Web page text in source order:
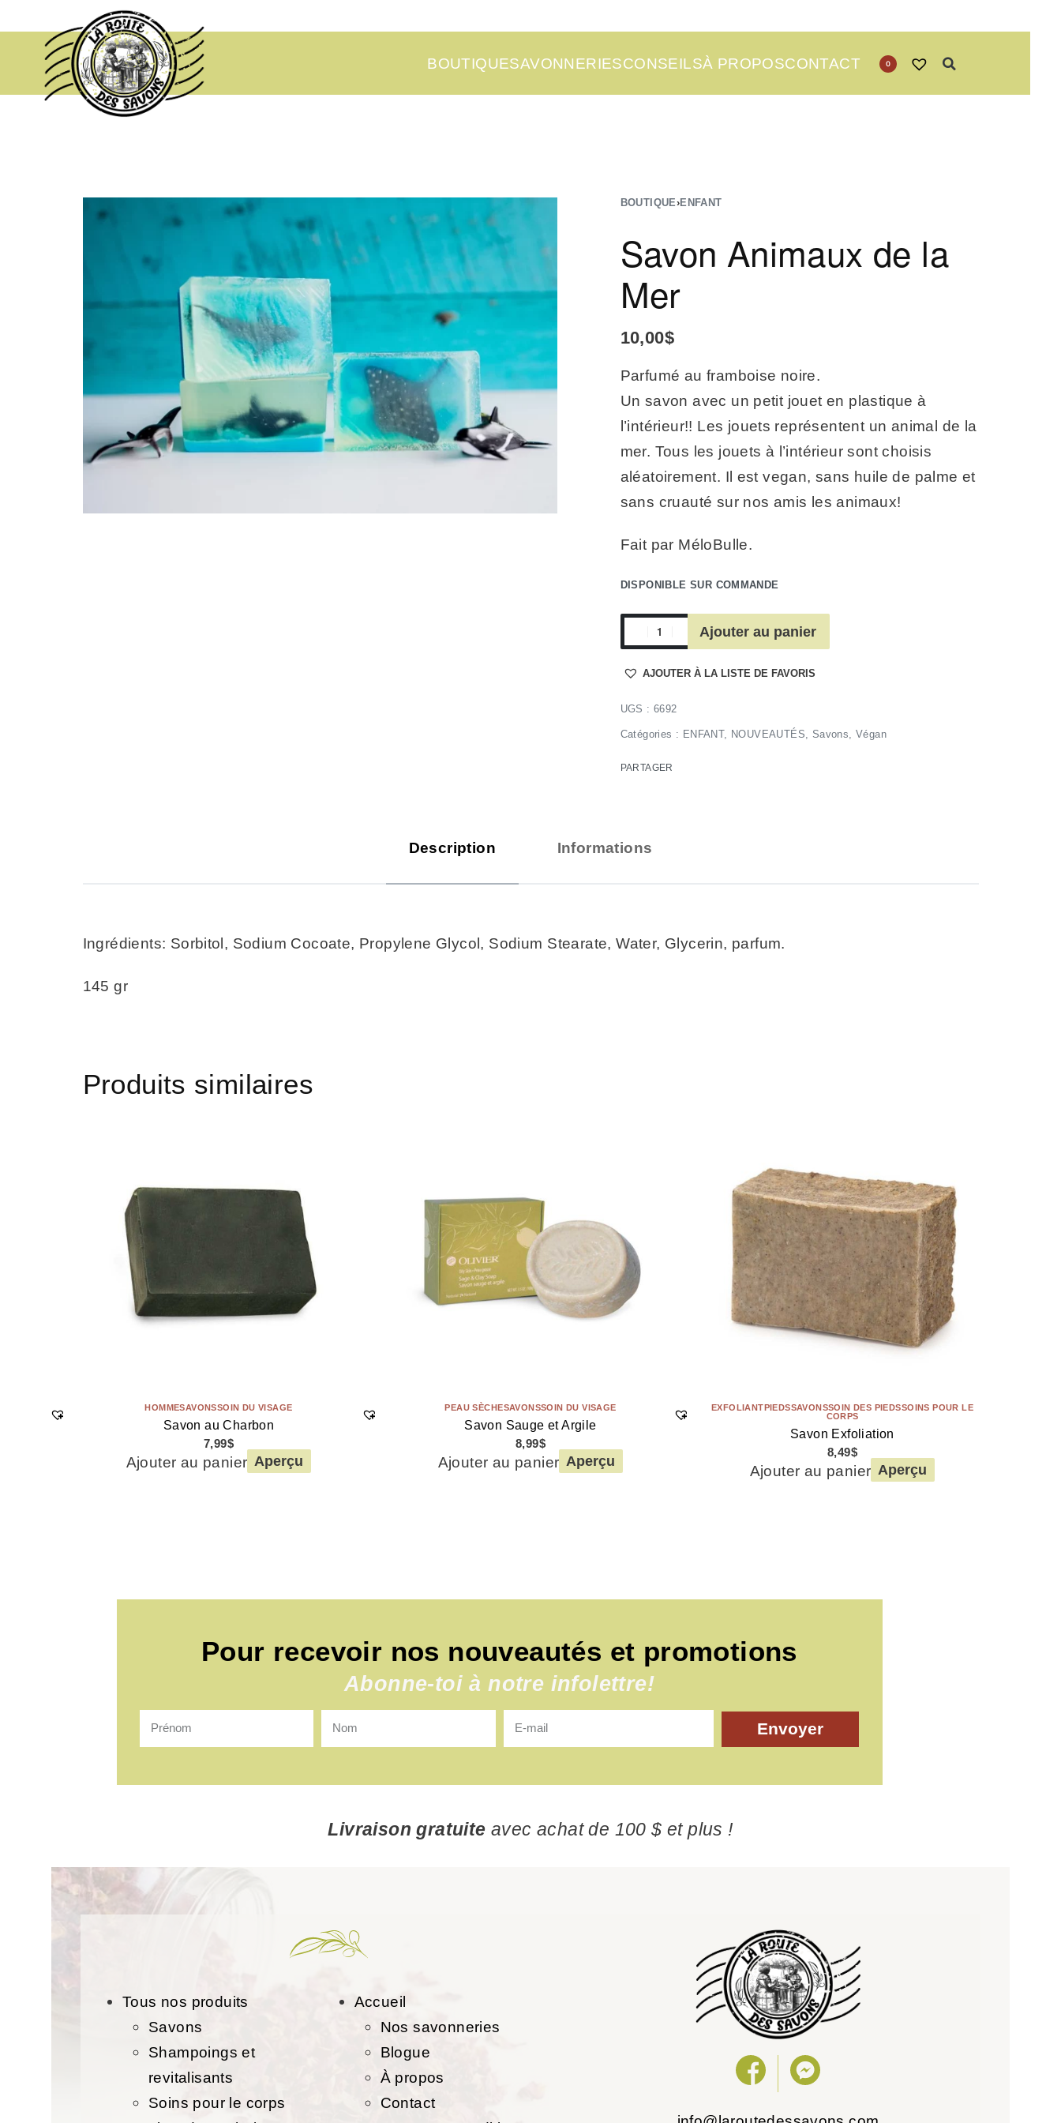
BOUTIQUESAVONNERIESCONSEILSÀ PROPOSCONTACT 0
BOUTIQUE›ENFANT
Savon Animaux de la
Mer
10,00$
Parfumé au framboise noire.
Un savon avec un petit jouet en plastique à
l’intérieur!! Les jouets représentent un animal de la
mer. Tous les jouets à l’intérieur sont choisis
aléatoirement. Il est vegan, sans huile de palme et
sans cruauté sur nos amis les animaux!
Fait par MéloBulle.
DISPONIBLE SUR COMMANDE
Ajouter au panier
AJOUTER À LA LISTE DE FAVORIS
6692
Catégories : ENFANT, NOUVEAUTÉS, Savons, Végan
PARTAGER
Description Informations
Ingrédients: Sorbitol, Sodium Cocoate, Propylene Glycol, Sodium Stearate, Water, Glycerin, parfum.
145 gr
Produits similaires
HOMMESAVONSSOIN DU VISAGE
Savon au Charbon
7,99$
Ajouter au panier Aperçu
PEAU SÈCHESAVONSSOIN DU VISAGE
Savon Sauge et Argile
8,99$
Ajouter au panier Aperçu
EXFOLIANT PIEDSSAVONSSOIN DES PIEDSSOINS POUR LE
CORPS
Savon Exfoliation
8,49$
Ajouter au panier Aperçu
Pour recevoir nos nouveautés et promotions
Abonne-toi à notre infolettre!
Envoyer
Livraison gratuite avec achat de 100 $ et plus !
Tous nos produits
Savons
Shampoings et
revitalisants
Soins pour le corps
Accueil
Nos savonneries
Blogue
À propos
Contact